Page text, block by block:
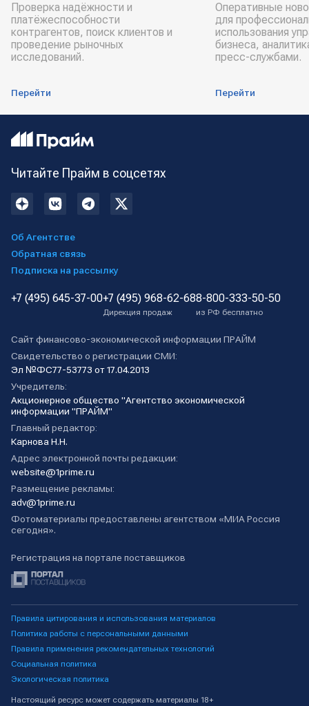
Проверка надёжности и
платёжеспособности
контрагентов, поиск клиентов и
проведение рыночных
исследований.
Перейти
Оперативные
для
использования
бизнеса,
пресс-службами.
Перейти
Читайте Прайм в соцсетях
Об Агентстве
Обратная связь
Подписка на рассылку
+7 (495) 645-37-00+7 (495) 968-62-68
Дирекция продаж
8-800-333-50-50
из РФ бесплатно
Сайт финансово-экономической информации ПРАЙМ
Свидетельство о регистрации СМИ:
Эл №ФС77-53773 от 17.04.2013
Учредитель:
Акционерное общество "Агентство экономической
информации "ПРАЙМ"
Главный редактор:
Карнова Н.Н.
Адрес электронной почты редакции:
website@1prime.ru
Размещение рекламы:
adv@1prime.ru
Фотоматериалы предоставлены агентством «МИА Россия
сегодня».
Регистрация на портале поставщиков
Правила цитирования и использования материалов
Политика работы с персональными данными
Правила применения рекомендательных технологий
Социальная политика
Экологическая политика
Настоящий ресурс может содержать материалы 18+